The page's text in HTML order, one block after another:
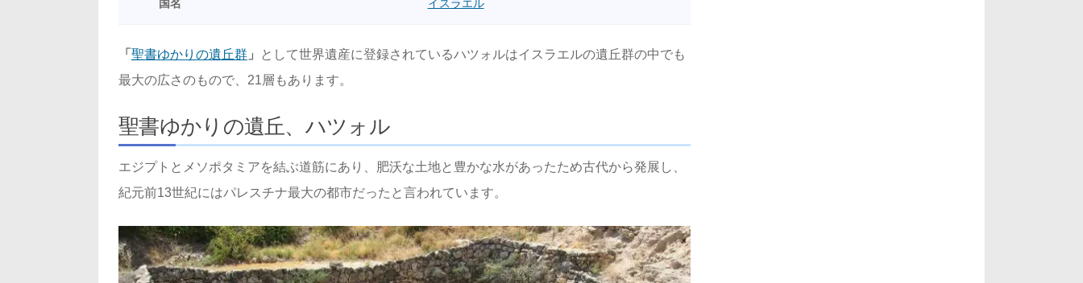
国名 イスラエル
「 聖書ゆかりの遺丘群 」
として世界遺産に登録されているハツォルはイスラエルの遺丘群の中でも
最大の広さのもので、21層もあります。
聖書ゆかりの遺丘、ハツォル
エジプトとメソポタミアを結ぶ道筋にあり、肥沃な土地と豊かな水があったため古代から発展し、
紀元前13世紀にはパレスチナ最大の都市だったと言われています。